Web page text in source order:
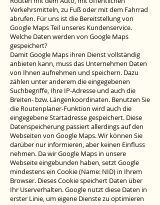
Verkehrsmitteln, zu Fuß oder mit dem Fahrrad
abrufen. Für uns ist die Bereitstellung von
Google Maps Teil unseres Kundenservice.
Welche Daten werden von Google Maps
gespeichert?
Damit Google Maps ihren Dienst vollständig
anbieten kann, muss das Unternehmen Daten
von Ihnen aufnehmen und speichern. Dazu
zählen unter anderem die eingegebenen
Suchbegriffe, Ihre IP-Adresse und auch die
Breiten- bzw. Längenkoordinaten. Benutzen Sie
die Routenplaner-Funktion wird auch die
eingegebene Startadresse gespeichert. Diese
Datenspeicherung passiert allerdings auf den
Webseiten von Google Maps. Wir können Sie
darüber nur informieren, aber keinen Einfluss
nehmen. Da wir Google Maps in unsere
Webseite eingebunden haben, setzt Google
mindestens ein Cookie (Name: NID) in Ihrem
Browser. Dieses Cookie speichert Daten über
Ihr Userverhalten. Google nutzt diese Daten in
erster Linie, um eigene Dienste zu optimieren